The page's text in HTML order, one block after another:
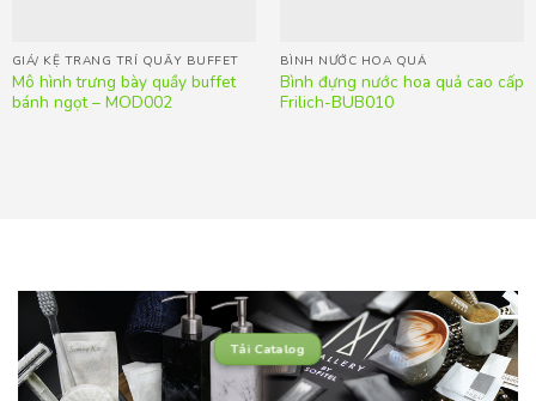
GIÁ/ KỆ TRANG TRÍ QUẦY BUFFET
Mô hình trưng bày quầy buffet
bánh ngọt – MOD002
BÌNH NƯỚC HOA QUẢ
Bình đựng nước hoa quả cao cấp
Frilich-BUB010
Tải Catalog